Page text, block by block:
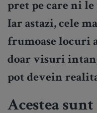
pret pe care ni
Iar astazi, cele
frumoase locuri
doar visuri
pot devein
Acestea